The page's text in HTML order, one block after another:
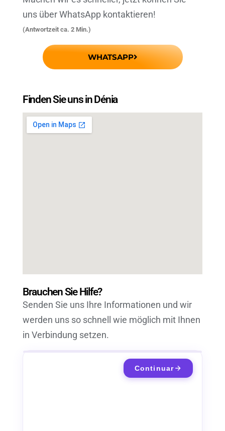
uns über WhatsApp kontaktieren!
(Antwortzeit ca. 2 Min.)
WHATSAPP
Finden Sie uns in Dénia
Brauchen Sie Hilfe?
Senden Sie uns Ihre Informationen und wir
werden uns so schnell wie möglich mit Ihnen
in Verbindung setzen.
Continuar